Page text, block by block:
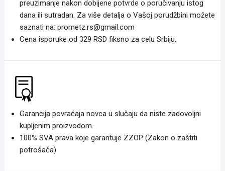
preuzimanje nakon dobijene potvrde o poručivanju istog
dana ili sutradan. Za više detalja o Vašoj porudžbini možete
saznati na: prometz.rs@gmail.com
Cena isporuke od 329 RSD fiksno za celu Srbiju.
Garancija povraćaja novca u slučaju da niste zadovoljni
kupljenim proizvodom.
100% SVA prava koje garantuje ZZOP (Zakon o zaštiti
potrošača)